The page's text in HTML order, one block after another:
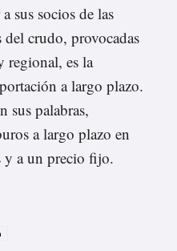
sus socios de las
crudo, provocadas
regional, es la
a largo plazo.
sus palabras,
a largo plazo en
y a un precio fijo.